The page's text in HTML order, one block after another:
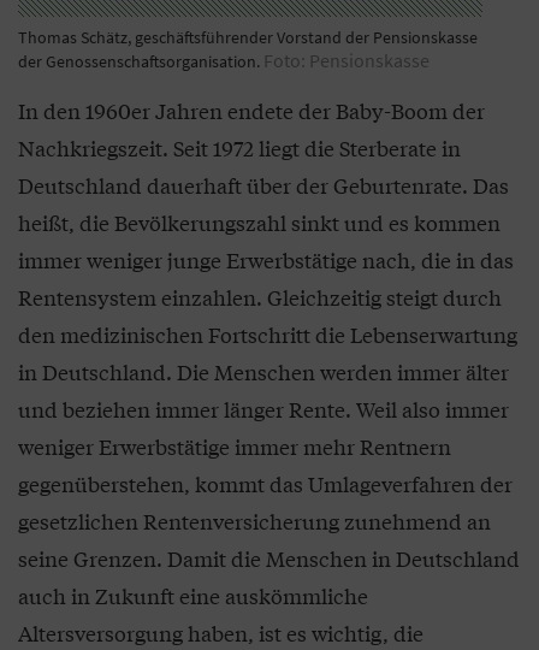
Thomas Schätz, geschäftsführender Vorstand der Pensionskasse
der Genossenschaftsorganisation. Foto: Pensionskasse
In den 1960er Jahren endete der Baby-Boom der
Nachkriegszeit. Seit 1972 liegt die Sterberate in
Deutschland dauerhaft über der Geburtenrate. Das
heißt, die Bevölkerungszahl sinkt und es kommen
immer weniger junge Erwerbstätige nach, die in das
Rentensystem einzahlen. Gleichzeitig steigt durch
den medizinischen Fortschritt die Lebenserwartung
in Deutschland. Die Menschen werden immer älter
und beziehen immer länger Rente. Weil also immer
weniger Erwerbstätige immer mehr Rentnern
gegenüberstehen, kommt das Umlageverfahren der
gesetzlichen Rentenversicherung zunehmend an
seine Grenzen. Damit die Menschen in Deutschland
auch in Zukunft eine auskömmliche
Altersversorgung haben, ist es wichtig, die